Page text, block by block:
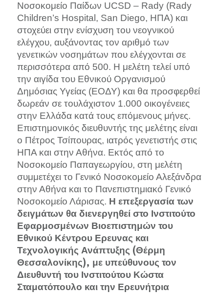
Νοσοκομείο Παίδων UCSD – Rady (Rady
Children’s Hospital, San Diego, ΗΠΑ) και
στοχεύει στην ενίσχυση του νεογνικού
ελέγχου, αυξάνοντας τον αριθμό των
γενετικών νοσημάτων που ελέγχονται σε
περισσότερα από 500. Η μελέτη τελεί υπό
την αιγίδα του Εθνικού Οργανισμού
Δημόσιας Υγείας (ΕΟΔΥ) και θα προσφερθεί
δωρεάν σε τουλάχιστον 1.000 οικογένειες
στην Ελλάδα κατά τους επόμενους μήνες.
Επιστημονικός διευθυντής της μελέτης είναι
ο Πέτρος Τσίπουρας, ιατρός γενετιστής στις
ΗΠΑ και στην Αθήνα. Εκτός από το
Νοσοκομείο Παπαγεωργίου, στη μελέτη
συμμετέχει το Γενικό Νοσοκομείο Αλεξάνδρα
στην Αθήνα και το Πανεπιστημιακό Γενικό
Νοσοκομείο Λάρισας. Η επεξεργασία των
δειγμάτων θα διενεργηθεί στο Ινστιτούτο
Εφαρμοσμένων Βιοεπιστημών του
Εθνικού Κέντρου Ερευνας και
Τεχνολογικής Ανάπτυξης (Θέρμη
Θεσσαλονίκης), με υπεύθυνους τον
Διευθυντή του Ινστιτούτου Κώστα
Σταματόπουλο και την Ερευνήτρια